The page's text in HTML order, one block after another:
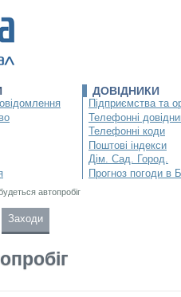
ДОВІДНИКИ
Підприємства та
Телефонні
Телефонні коди
Поштові індекси
Дім. Сад. Город.
Прогноз погоди в
автопробіг
Заходи